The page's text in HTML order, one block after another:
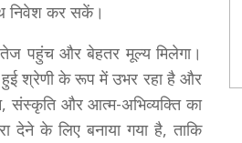
निवेश कर सकें।
पहुंच और बेहतर मूल्य मिलेगा।
श्रेणी के रूप में उभर रहा है और
और आत्म-अभिव्यक्ति का
देने के लिए बनाया गया है, ताकि